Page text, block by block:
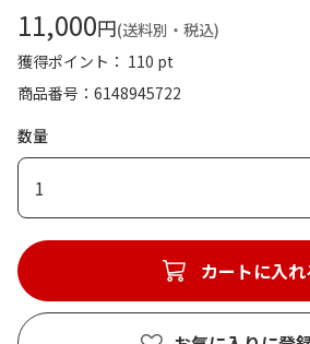
11,000円(送料別・税込)
獲得ポイント： 110 pt
商品番号
6148945722
数量
1
カートに入れ